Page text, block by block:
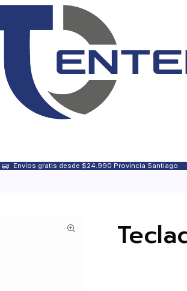
Envíos gratis desde $24.990 Provincia Santiago